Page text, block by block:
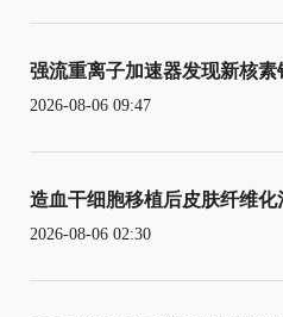
强流重离子加速器发现新核素
2026-08-06 09:47
造血干细胞移植后皮肤纤维化
2026-08-06 02:30